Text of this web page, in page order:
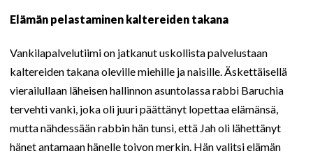
Elämän pelastaminen kaltereiden takana
Vankilapalvelutiimi on jatkanut uskollista palvelustaan
kaltereiden takana oleville miehille ja naisille. Äskettäisellä
vierailullaan läheisen hallinnon asuntolassa rabbi Baruchia
tervehti vanki, joka oli juuri päättänyt lopettaa elämänsä,
mutta nähdessään rabbin hän tunsi, että Jah oli lähettänyt
hänet antamaan hänelle toivon merkin. Hän valitsi elämän